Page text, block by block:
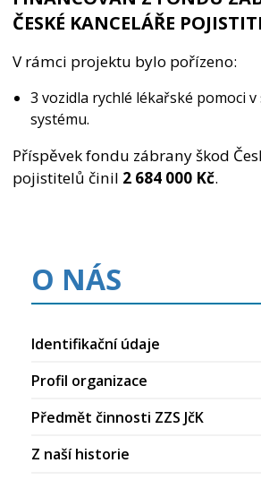
O NÁS
Identifikační údaje
Profil organizace
Předmět činnosti ZZS JčK
Z naší historie
ČESKÉ KANCELÁŘE
V rámci projektu bylo pořízeno:
3 vozidla rychlé lékařské pomoci v
systému.
Příspěvek fondu zábrany škod
pojistitelů činil 2 684 000 Kč.